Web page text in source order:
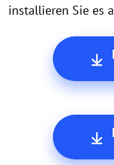
installieren Sie es